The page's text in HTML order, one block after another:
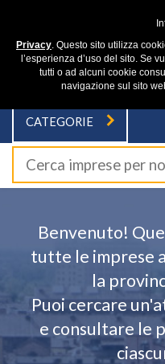
CATEGORIE
Benvenuto!
tutte le imprese
la
Puoi cercare
e consultare le
Privacy. Questo sito utilizza
l’esperienza d’uso del sito. Se
tutti o ad alcuni cookie
navigazione sul sito